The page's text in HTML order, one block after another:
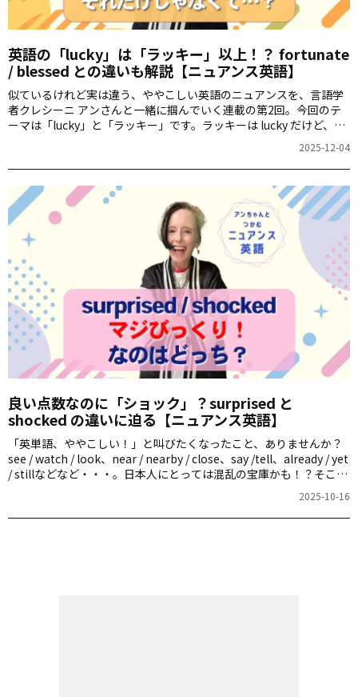
英語の「lucky」は「ラッキー」以上！？ fortunate
/ blessed との違いも解説【ニュアンス英語】
似ているけれど実は違う、ややこしい英語のニュアンスを、言語学
者クレシーニ アンさんと一緒に掴んでいく連載の第2回。今回のテ
ーマは「lucky」と「ラッキー」です。ラッキーは lucky だけど、
で……って、難しい！例文とアンちゃんの解説を読んで、しっかり
モノにしましょう。
2025-12-04
良い点数なのに「ショック」？surprised と
shocked の違いに迫る【ニュアンス英語】
「英単語、ややこしい！」と叫びたくなったこと、ありませんか？
see / watch / look、near / nearby / close、say /tell、already / yet
/ stillなどなど・・・。日本人にとっては混乱の宝庫かも！？そこで
を徹底解剖します！担当するのは、言語学者であり、大学で学生に
日々英語を教えているクレシーニ・アンさん。“言葉が大好き過ぎ
2025-10-16